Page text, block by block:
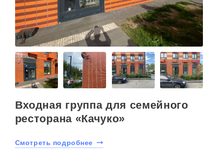
Входная группа для семейного
ресторана «Качуко»
Смотреть подробнее